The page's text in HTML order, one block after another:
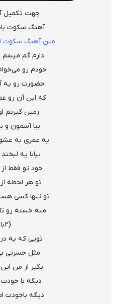
چهت تکمیل
آهنگ سکوت
متن آهنگ سکوت
دارم گم میشم
خودم رو
حضورت رو یه
که این آن رو
زمین گیرتم
بیا آسمون و
یه عمری به
بیابا یه
خود تو فقط
تو هر لحظه
تو تنها کسی
منه خسته رو
(۲بار)
تویی که یه
مثل حسرتی
بگیر از من
دیگه با
دیگه باخودت